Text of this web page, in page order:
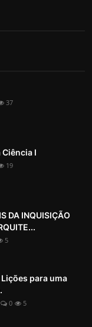
37
Ciência I
19
DA INQUISIÇÃO
5
para uma
0 5